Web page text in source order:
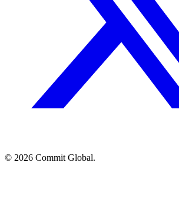
© 2026 Commit Global.